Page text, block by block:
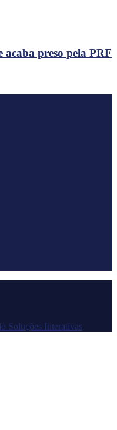
preso pela PRF
Soluções Interativas